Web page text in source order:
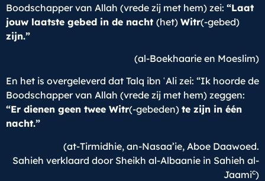
Boodschapper van Allah (vrede zij met hem) zei: “Laat
jouw laatste gebed in de nacht (het) Witr(-gebed)
zijn.”
(al-Boekhaarie en Moeslim)
En het is overgeleverd dat Talq ibn ʿAli zei: “Ik hoorde de
Boodschapper van Allah (vrede zij met hem) zeggen:
“Er dienen geen twee Witr(-gebeden) te zijn in één
nacht.”
(at-Tirmidhie, an-Nasaa’ie, Aboe Daawoed.
Sahieh verklaard door Sheikh al-Albaanie in Sahieh al-
Jaamic)